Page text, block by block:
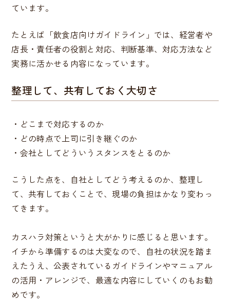
ています。
たとえば「飲食店向けガイドライン」では、経営者や
店長・責任者の役割と対応、判断基準、対応方法など
実務に活かせる内容になっています。
整理して、共有しておく大切さ
・どこまで対応するのか
・どの時点で上司に引き継ぐのか
・会社としてどういうスタンスをとるのか
こうした点を、自社としてどう考えるのか、整理し
て、共有しておくことで、現場の負担はかなり変わっ
てきます。
カスハラ対策というと大がかりに感じると思います。
イチから準備するのは大変なので、自社の状況を踏ま
えたうえ、公表されているガイドラインやマニュアル
の活用・アレンジで、最適な内容にしていくのもお勧
めです。